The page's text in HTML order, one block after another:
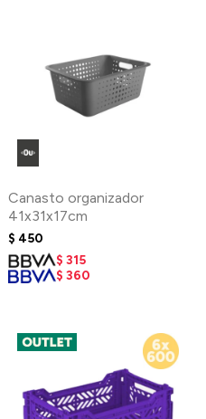
Canasto organizador
41x31x17cm
$ 450
$ 315
$ 360